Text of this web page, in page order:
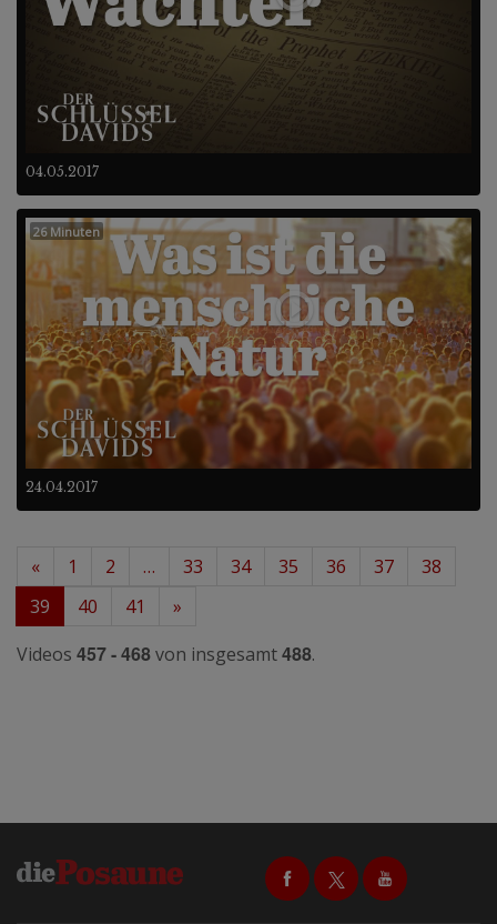
04.05.2017
24.04.2017
26 Minuten
« 1 2 … 33 34 35 36 37
38
39
40 41
»
Videos 457 - 468von insgesamt488.